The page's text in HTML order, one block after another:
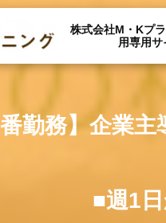
株式会社M・Kプ
用専用サ
勤務】企業主
■週1